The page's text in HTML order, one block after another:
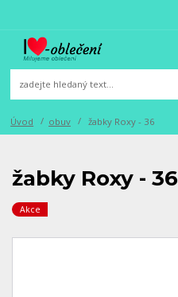
Úvod obuv žabky Roxy - 36
žabky Roxy - 36
Akce